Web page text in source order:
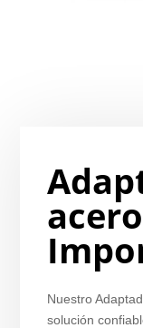
Nuestro
solución